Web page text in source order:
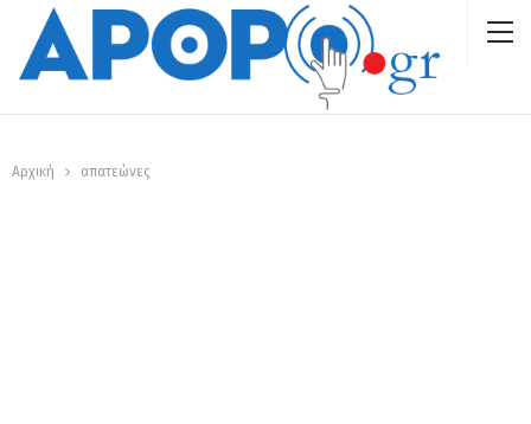
Αρχική απατεώνες